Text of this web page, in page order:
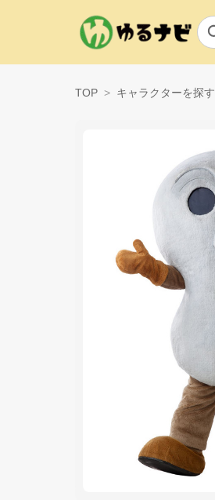
TOP キャラクターを探す